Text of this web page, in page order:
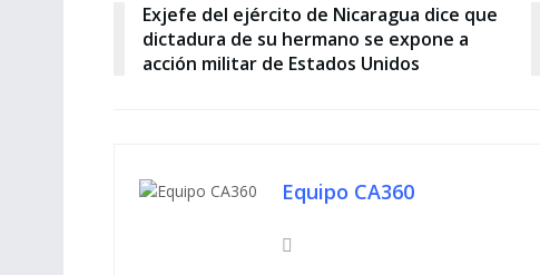
Exjefe del ejército de Nicaragua dice que
dictadura de su hermano se expone a
acción militar de Estados Unidos
Equipo CA360